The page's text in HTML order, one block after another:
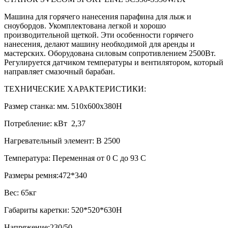
Машина для горячего нанесения парафина для лыж и
сноубордов. Укомплектована легкой и хорошо
производительной щеткой. Эти особенности горячего
нанесения, делают машину необходимой для аренды и
мастерских. Оборудована силовым сопротивлением 2500Вт.
Регулируется датчиком температуры и вентилятором, который
направляет смазочный барабан.
ТЕХНИЧЕСКИЕ ХАРАКТЕРИСТИКИ:
Размер станка: мм. 510x600x380H
Потребление: кВт 2,37
Нагревательный элемент: В 2500
Температура: Переменная от 0 С до 93 С
Размеры ремня:472*340
Вес: 65кг
Габариты каретки: 520*520*630H